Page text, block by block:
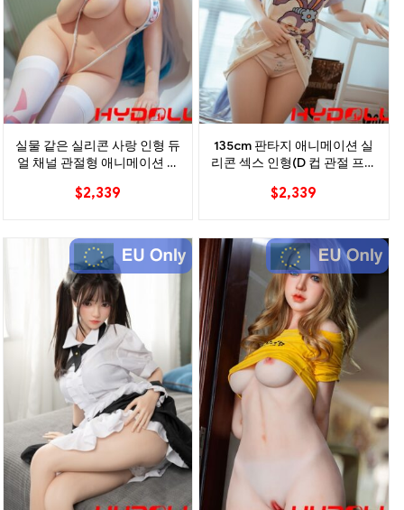
실물 같은 실리콘 사랑 인형 듀
얼 채널 관절형 애니메이션 동
$2,339
135cm 판타지 애니메이션 실
리콘 섹스 인형(D 컵 관절 프레
$2,339